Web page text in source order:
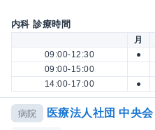
内科 診療時間
月
09:00-12:30
●
09:00-15:00
14:00-17:00
●
病院 医療法人社団 中央